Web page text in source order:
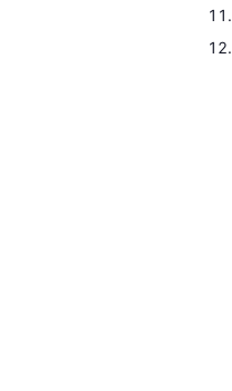
11.
12.